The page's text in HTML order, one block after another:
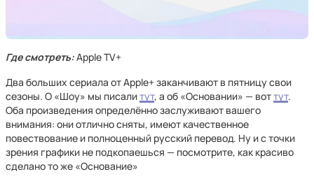
Где смотреть:Apple TV+
Два больших сериала от Apple+ заканчивают в пятницу свои
сезоны. О «Шоу» мы писалитут, а об «Основании» — воттут.
Оба произведения определённо заслуживают вашего
внимания: они отлично сняты, имеют качественное
повествование и полноценный русский перевод. Ну и с точки
зрения графики не подкопаешься — посмотрите, как красиво
сделано то же «Основание»